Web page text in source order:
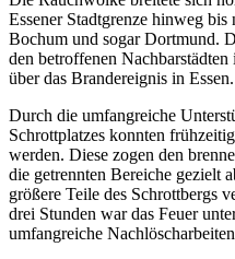
Essener Stadtgrenze hinweg
Bochum und sogar Dortmund.
den betroffenen
über das Brandereignis in Essen.
Durch die umfangreiche
Schrottplatzes konnten
werden. Diese zogen den
die getrennten Bereiche gezielt
größere Teile des Schrottbergs
drei Stunden war das Feuer
umfangreiche